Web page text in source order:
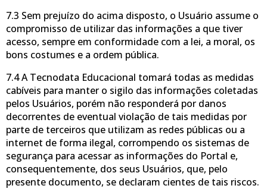
7.3 Sem prejuízo do acima disposto, o Usuário assume o
compromisso de utilizar das informações a que tiver
acesso, sempre em conformidade com a lei, a moral, os
bons costumes e a ordem pública.
7.4 A Tecnodata Educacional tomará todas as medidas
cabíveis para manter o sigilo das informações coletadas
pelos Usuários, porém não responderá por danos
decorrentes de eventual violação de tais medidas por
parte de terceiros que utilizam as redes públicas ou a
internet de forma ilegal, corrompendo os sistemas de
segurança para acessar as informações do Portal e,
consequentemente, dos seus Usuários, que, pelo
presente documento, se declaram cientes de tais riscos.